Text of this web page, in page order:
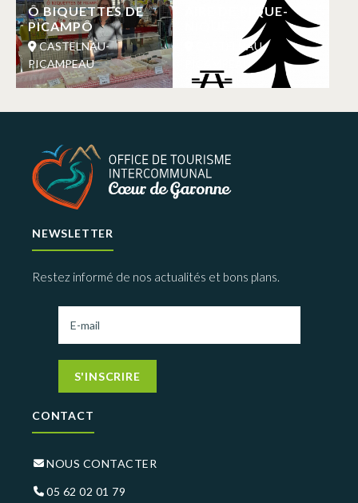
Ô BIQUETTES DE
PICAMPÔ
CASTELNAU-
PICAMPEAU
AIRE DE PIQUE-
CASTELNAU-
PICAMPEAU
NEWSLETTER
Restez informé de nos actualités et bons plans.
S'INSCRIRE
CONTACT
NOUS CONTACTER
05 62 02 01 79